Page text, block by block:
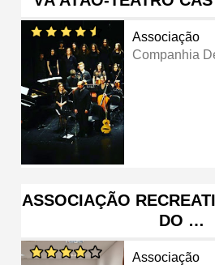
Associação
Companhia
ASSOCIAÇÃO
DO …
Associação